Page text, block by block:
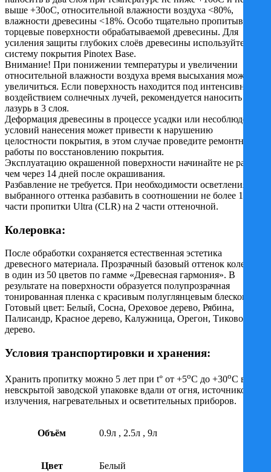
выше +30oC, относительной влажности воздуха <80%,
влажности древесины <18%. Особо тщательно пропитывать
торцевые поверхности обрабатываемой древесины. Для
усиления защиты глубоких слоёв древесины используйте
систему покрытия Pinotex Base.
Внимание! При понижении температуры и увеличении
относительной влажности воздуха время высыхания может
увеличиться. Если поверхность находится под интенсивным
воздействием солнечных лучей, рекомендуется наносить
лазурь в 3 слоя.
Деформация древесины в процессе усадки или несоблюдение
условий нанесения может привести к нарушению
целостности покрытия, в этом случае проведите ремонтные
работы по восстановлению покрытия.
Эксплуатацию окрашенной поверхности начинайте не ранее
чем через 14 дней после окрашивания.
Разбавление не требуется. При необходимости осветления
выбранного оттенка разбавить в соотношении не более 1
части пропитки Ultra (СLR) на 2 части оттеночной.
Колеровка:
После обработки сохраняется естественная эстетика
древесного материала. Прозрачный базовый оттенок колеруют
в один из 50 цветов по гамме «Древесная гармония». В
результате на поверхности образуется полупрозрачная
тонированная пленка с красивым полуглянцевым блеском.
Готовый цвет: Белый, Сосна, Ореховое дерево, Рябина,
Палисандр, Красное дерево, Калужница, Орегон, Тиковое
дерево.
Условия транспортировки и хранения:
Хранить пропитку можно 5 лет при t° от +5oC до +30oC в
невскрытой заводской упаковке вдали от огня, источников
излучения, нагревательных и осветительных приборов.
Объём 0.9л , 2.5л , 9л
Цвет Белый